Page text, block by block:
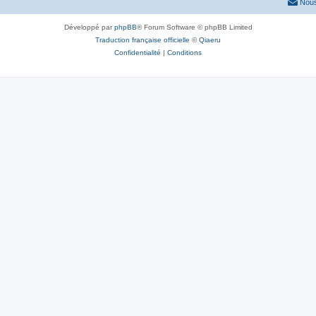
Développé parphpBB® Forum Software © phpBB Limited
Traduction française officielle ©Qiaeru
Confidentialité | Conditions